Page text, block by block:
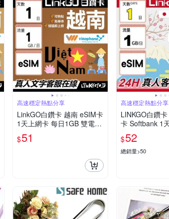
高速穩定熱點分享
LinkGO白鑽卡 越南 eSIM卡
1天上網卡 每日1GB 雙電信
高速流量(越南網卡 下龍灣
峴港 胡志明市)
$51
高速穩定熱點分享
LINKGO白鑽
卡 Softbank 1
GB(日本網卡
岡 北海道 沖繩)
$52
總銷量>50